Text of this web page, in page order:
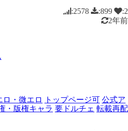
:2578
:899
:2
2年前
ロ・微エロ トップページ可 公式ア
・版権キャラ 要ドルチェ 転載再配